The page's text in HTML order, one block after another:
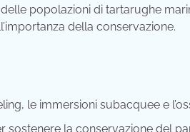
popolazioni di tartarughe
della conservazione.
le immersioni subacquee e
la conservazione del